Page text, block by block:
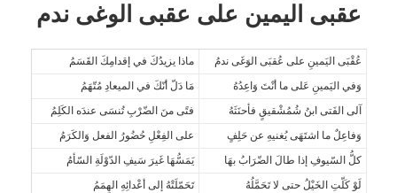
عقبى اليمين على عقبى الوغى ندم
عُقْبَى اليَمينِ على عُقبَى الوَغَى ندمُ
ماذا يزيدُكَ في إقدامِكَ القَسَمُ
وَفي اليَمينِ عَلى ما أنْتَ وَاعِدُهُ
مَا دَلّ أنّكَ في الميعادِ مُتّهَمُ
آلى الفَتى ابنُ شُمُشْقيقٍ فأحنَثَهُ
فتًى منَ الضّرْبِ تُنسَى عندَه الكَلِمُ
وَفاعِلٌ ما اشتَهَى يُغنيهِ عن حَلِفٍ
على الفِعْلِ حُضُورُ الفعل وَالكَرَمُ
كلُّ السّيوفِ إذا طالَ الضّرَابُ بهَا
يَمَسُّهَا غَيرَ سَيفِ الدّوْلَةِ السّأمُ
لَوْ كَلّتِ الخَيْلُ حتى لا تَحَمَّلُهُ
تَحَمّلَتْهُ إلى أعْدائِهِ الهِمَمُ